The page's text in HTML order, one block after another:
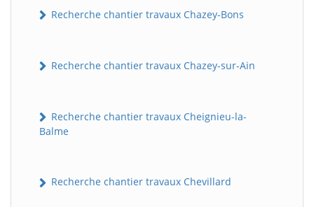
Recherche chantier travaux Chazey-Bons
Recherche chantier travaux Chazey-sur-Ain
Recherche chantier travaux Cheignieu-la-
Balme
Recherche chantier travaux Chevillard